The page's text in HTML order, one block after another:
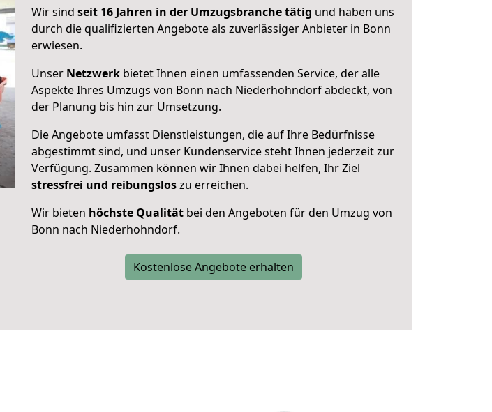
Wir sind seit 16 Jahren in der Umzugsbranche tätig und haben uns
durch die qualifizierten Angebote als zuverlässiger Anbieter in Bonn
erwiesen.
Unser Netzwerk bietet Ihnen einen umfassenden Service, der alle
Aspekte Ihres Umzugs von Bonn nach Niederhohndorf abdeckt, von
der Planung bis hin zur Umsetzung.
Die Angebote umfasst Dienstleistungen, die auf Ihre Bedürfnisse
abgestimmt sind, und unser Kundenservice steht Ihnen jederzeit zur
Verfügung. Zusammen können wir Ihnen dabei helfen, Ihr Ziel
stressfrei und reibungsloszu erreichen.
Wir bieten höchste Qualität bei den Angeboten für den Umzug von
Bonn nach Niederhohndorf.
Kostenlose Angebote erhalten